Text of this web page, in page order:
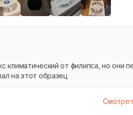
от филипса, но они
на этот образец